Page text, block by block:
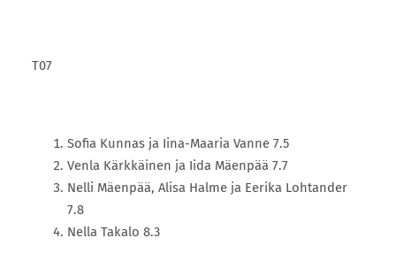
T07
Sofia Kunnas ja Iina-Maaria Vanne 7.5
Venla Kärkkäinen ja Iida Mäenpää 7.7
Nelli Mäenpää, Alisa Halme ja Eerika Lohtander
7.8
Nella Takalo 8.3